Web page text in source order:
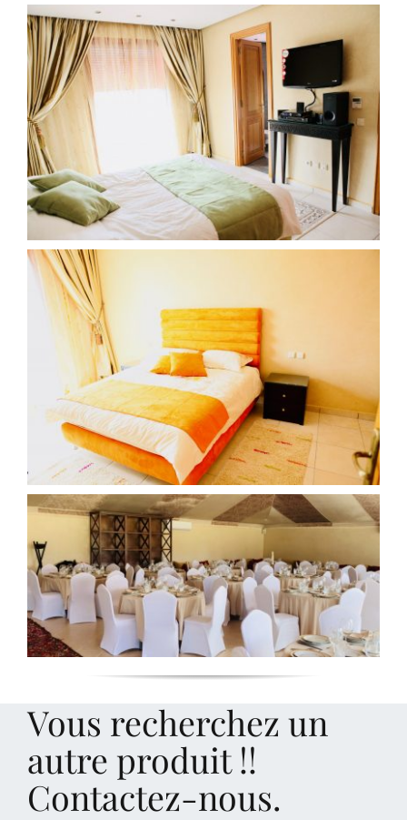
Vous recherchez un
autre produit !!
Contactez-nous.